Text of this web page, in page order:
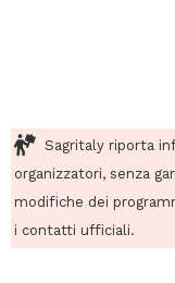
Sagritaly riporta
organizzatori, senza
modifiche dei
i contatti ufficiali.